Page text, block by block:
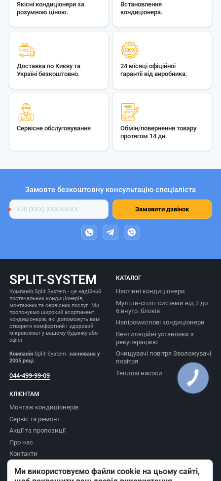
Якісні кондиціонери за
розумною ціною.
Встановлення
кондиціонера.
Доставка по Києву та
Україні безкоштовно.
24 місяці офіційної
гарантії від виробника.
Сервісне обслуговування
Обмін/повернення товару
протягом 14 дн.
Замовте безкоштовну консультацію спеціаліста
Номер
телефону
Замовити дзвінок
Компанія Split System - це надійний
постачальник кондиціонерів,
монтажних та сервісних послуг. Ми
пропонуємо широкий асортимент
кондиціонерів, які допоможуть вам
створити комфортний і здоровий
мікроклімат у вашому будинку або
офісі.
Компанія Split System заснована у
2005 році.
044-499-99-09
КАТАЛОГ
Настінні кондиціонери
Мульти-спліт системи від 2 до
6 внутр. блоків
Напіромислові кондиціонери
Вентиляційні установки з
рекуперацією
Очищувачі повітря Зволожувачі
повітря
Теплові насоси
КЛІЄНТАМ
Монтаж кондиціонерів
Сервіс та ремонт
Акції та пропозиції
Про нас
Контакти
Повернення товару
Ми використовуємо файли cookie на цьому сайті,